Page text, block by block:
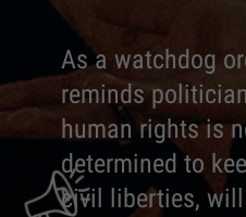
As a watchdog
reminds
human rights is
determined to
civil liberties,